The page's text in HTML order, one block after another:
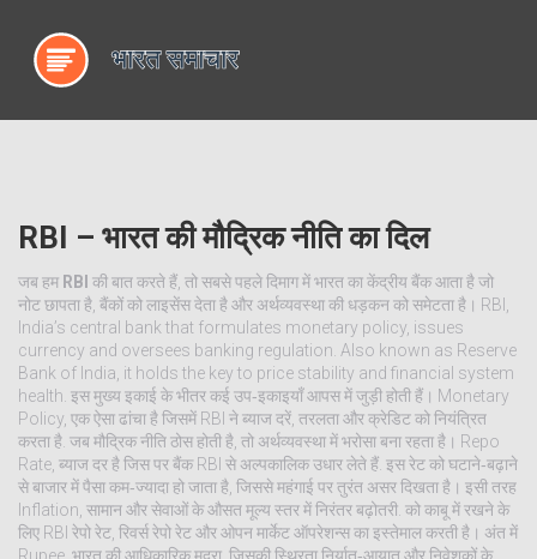
RBI – भारत की मौद्रिक नीति का दिल
जब हम RBI की बात करते हैं, तो सबसे पहले दिमाग में भारत का केंद्रीय बैंक आता है जो
नोट छापता है, बैंकों को लाइसेंस देता है और अर्थव्यवस्था की धड़कन को समेटता है। RBI
India’s central bank that formulates monetary policy, issues
currency and oversees banking regulation . Also known as Reserve
Bank of India , it holds the key to price stability and financial system
health इस मुख्य इकाई के भीतर कई उप‑इकाइयाँ आपस में जुड़ी होती हैं। Monetary
Policy एक ऐसा ढांचा है जिसमें RBI ने ब्याज दरें, तरलता और क्रेडिट को नियंत्रित
करता है जब मौद्रिक नीति ठोस होती है, तो अर्थव्यवस्था में भरोसा बना रहता है। Repo
Rate ब्याज दर है जिस पर बैंक RBI से अल्पकालिक उधार लेते हैं इस रेट को घटाने‑बढ़ाने
से बाजार में पैसा कम‑ज्यादा हो जाता है, जिससे महंगाई पर तुरंत असर दिखता है। इसी तरह
Inflation सामान और सेवाओं के औसत मूल्य स्तर में निरंतर बढ़ोतरी को काबू में रखने के
लिए RBI रेपो रेट, रिवर्स रेपो रेट और ओपन मार्केट ऑपरेशन्स का इस्तेमाल करती है। अंत में